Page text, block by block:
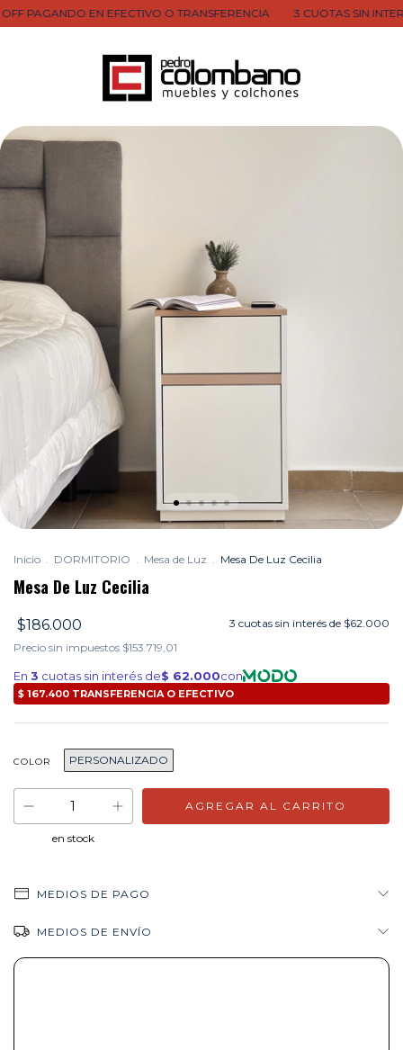
EN EFECTIVO O TRANSFERENCIA 3 CUOTAS SIN INTERES
Inicio . DORMITORIO . Mesa de Luz . Mesa De Luz Cecilia
Mesa De Luz Cecilia
$186.000 3 cuotas sin interés de $62.000
Precio sin impuestos $153.719,01
COLOR PERSONALIZADO
en stock
MEDIOS DE PAGO
MEDIOS DE ENVÍO